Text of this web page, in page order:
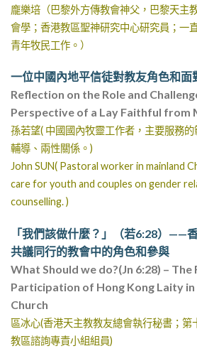
龐樂培 （巴黎外方傳教會神父，巴黎天主
會學；香港教區聖神研究中心研究員；一
青年牧民工作。）
一位中國內地平信徒對教友角色和面
Reflection on the Role and
Perspective of a Lay Faithful from
孫若望( 中國國內牧靈工作者，主要服務
輔導、兩性關係。)
John SUN( Pastoral worker in mainland
care for youth and couples on gender
counselling. )
「我們該做什麼？」（若6:28）——
共議同行的教會中的角色和參與
What Should we do?(Jn 6:28) – The
Participation of Hong Kong Laity in
Church
區冰心(香港天主教教友總會執行秘書；第
教區諮詢專責小組組員)